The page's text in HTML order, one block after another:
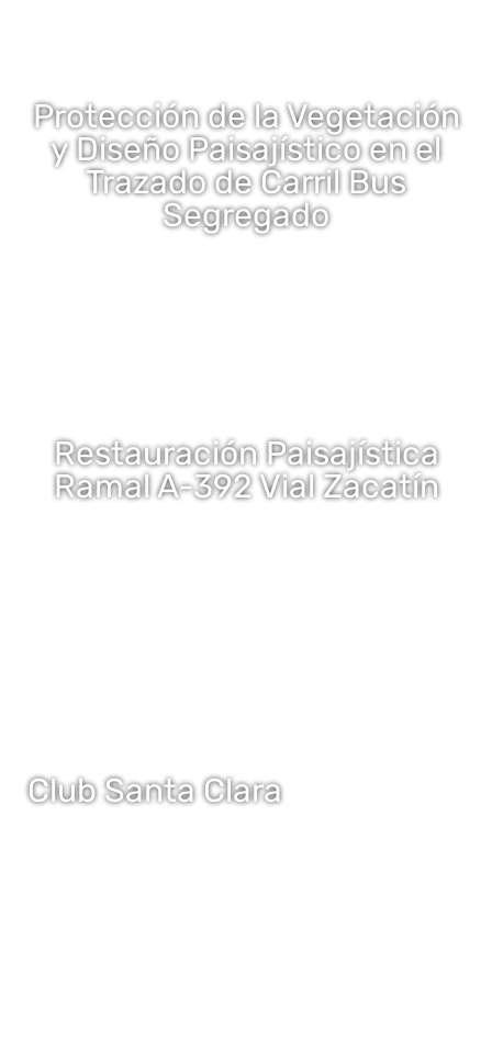
Protección de la Vegetación
y Diseño Paisajístico en el
Trazado de Carril Bus
Segregado
Restauración Paisajística
Ramal A-392 Vial Zacatín
Club Santa Clara